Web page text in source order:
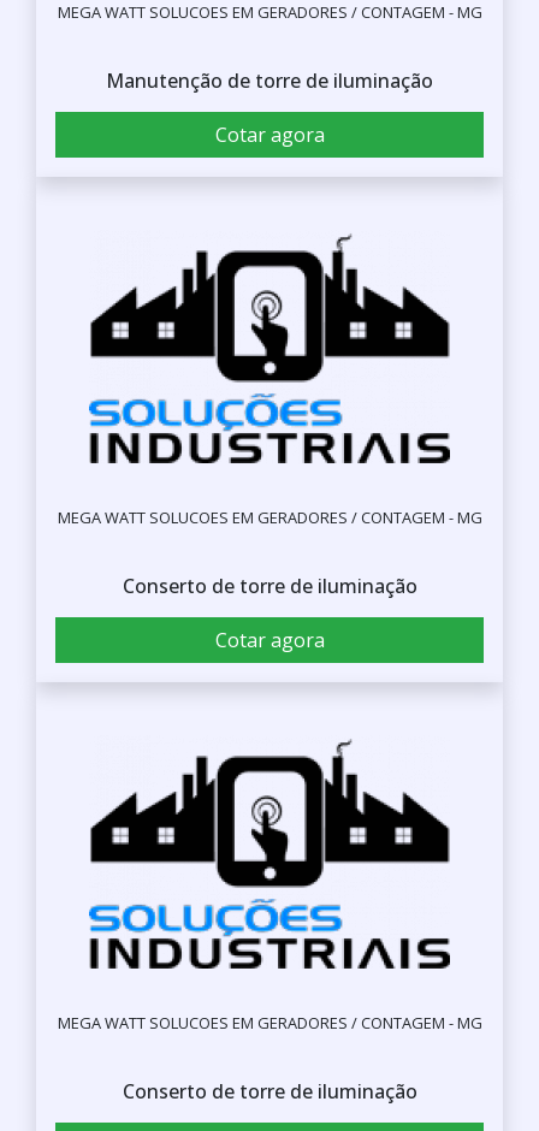
MEGA WATT SOLUCOES EM GERADORES / CONTAGEM - MG
Manutenção de torre de iluminação
Cotar agora
MEGA WATT SOLUCOES EM GERADORES / CONTAGEM - MG
Conserto de torre de iluminação
Cotar agora
MEGA WATT SOLUCOES EM GERADORES / CONTAGEM - MG
Conserto de torre de iluminação